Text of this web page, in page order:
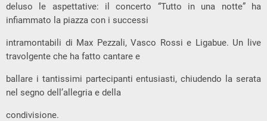
deluso le aspettative: il concerto “Tutto in una notte” ha
infiammato la piazza con i successi
intramontabili di Max Pezzali, Vasco Rossi e Ligabue. Un live
travolgente che ha fatto cantare e
ballare i tantissimi partecipanti entusiasti, chiudendo la serata
nel segno dell’allegria e della
condivisione.